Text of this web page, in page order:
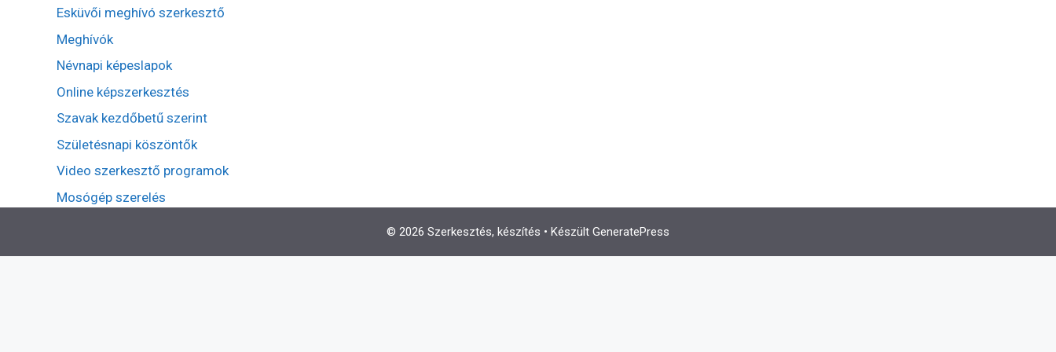
Esküvői meghívó szerkesztő
Meghívók
Névnapi képeslapok
Online képszerkesztés
Szavak kezdőbetű szerint
Születésnapi köszöntők
Video szerkesztő programok
Mosógép szerelés
© 2026 Szerkesztés, készítés • Készült GeneratePress